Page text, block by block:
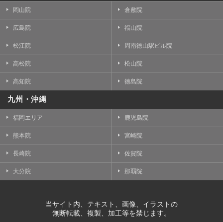
岡山院 倉敷院
広島院 福山院
松江院 周南徳山駅ビル院
高松院 松山院
高知院 徳島院
九州・沖縄
福岡エリア 鹿児島院
熊本院 宮崎院
長崎院 佐賀院
大分院 那覇院
当サイト内、テキスト、画像、イラストの
無断転載、複製、加工等を禁じます。